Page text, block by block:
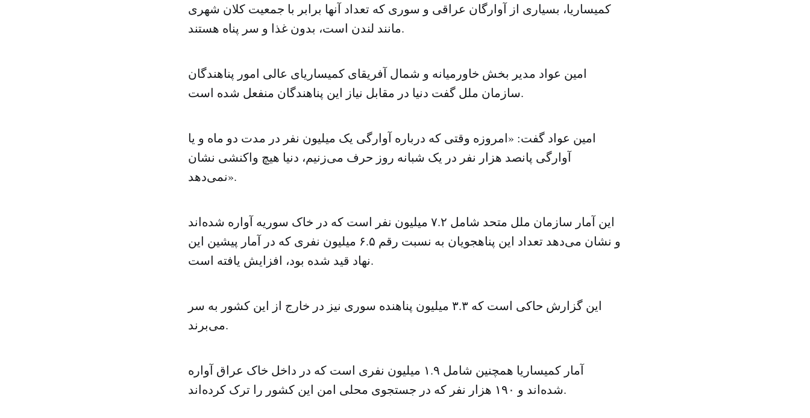
کمیساریا، بسیاری از آوارگان عراقی و سوری که تعداد آنها برابر با جمعیت کلان شهری
مانند لندن است، بدون غذا و سر پناه هستند.
امین عواد مدیر بخش خاورمیانه و شمال آفریقای کمیساریای عالی امور پناهندگان
سازمان ملل گفت دنیا در مقابل نیاز این پناهندگان منفعل شده است.
امین عواد گفت: «امروزه وقتی که درباره آوارگی یک میلیون نفر در مدت دو ماه و یا
آوارگی پانصد هزار نفر در یک شبانه روز حرف می‌زنیم، دنیا هیچ واکنشی نشان
نمی‌دهد».
این آمار سازمان ملل متحد شامل ۷.۲ میلیون نفر است که در خاک سوریه آواره شده‌اند
و نشان می‌دهد تعداد این پناهجویان به نسبت رقم ۶.۵ میلیون نفری که در آمار پیشین این
نهاد قید شده بود، افزایش یافته است.
این گزارش حاکی است که ۳.۳ میلیون پناهنده سوری نیز در خارج از این کشور به سر
می‌برند.
آمار کمیساریا همچنین شامل ۱.۹ میلیون نفری است که در داخل خاک عراق آواره
شده‌اند و ۱۹۰ هزار نفر که در جستجوی محلی امن این کشور را ترک کرده‌اند.